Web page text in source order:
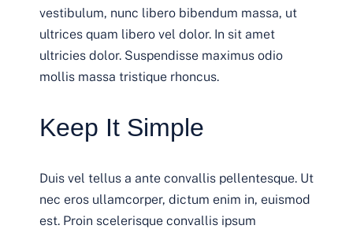
vestibulum, nunc libero bibendum massa, ut
ultrices quam libero vel dolor. In sit amet
ultricies dolor. Suspendisse maximus odio
mollis massa tristique rhoncus.
Keep It Simple
Duis vel tellus a ante convallis pellentesque. Ut
nec eros ullamcorper, dictum enim in, euismod
est. Proin scelerisque convallis ipsum